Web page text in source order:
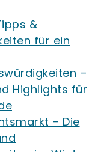
&
für ein
–
Highlights für
– Die